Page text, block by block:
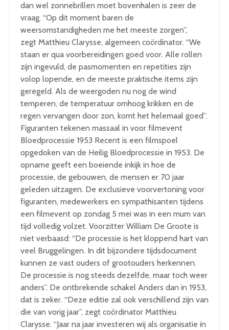
dan wel zonnebrillen moet bovenhalen is zeer de
vraag. “Op dit moment baren de
weersomstandigheden me het meeste zorgen”,
zegt Matthieu Clarysse, algemeen coördinator. “We
staan er qua voorbereidingen goed voor. Alle rollen
zijn ingevuld, de pasmomenten en repetities zijn
volop lopende, en de meeste praktische items zijn
geregeld. Als de weergoden nu nog de wind
temperen, de temperatuur omhoog krikken en de
regen vervangen door zon, komt het helemaal goed”.
Figuranten tekenen massaal in voor filmevent
Bloedprocessie 1953 Recent is een filmspoel
opgedoken van de Heilig Bloedprocessie in 1953. De
opname geeft een boeiende inkijk in hoe de
processie, de gebouwen, de mensen er 70 jaar
geleden uitzagen. De exclusieve voorvertoning voor
figuranten, medewerkers en sympathisanten tijdens
een filmevent op zondag 5 mei was in een mum van
tijd volledig volzet. Voorzitter William De Groote is
niet verbaasd: “De processie is het kloppend hart van
veel Bruggelingen. In dit bijzondere tijdsdocument
kunnen ze vast ouders of grootouders herkennen.
De processie is nog steeds dezelfde, maar toch weer
anders”. De ontbrekende schakel Anders dan in 1953,
dat is zeker. “Deze editie zal ook verschillend zijn van
die van vorig jaar”, zegt coördinator Matthieu
Clarysse. “Jaar na jaar investeren wij als organisatie in